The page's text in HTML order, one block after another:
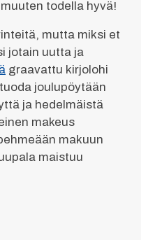
todella hyvä!
mutta miksi et
jotain uutta ja
graavattu kirjolohi
joulupöytään
ja hedelmäistä
makeus
makuun
maistuu